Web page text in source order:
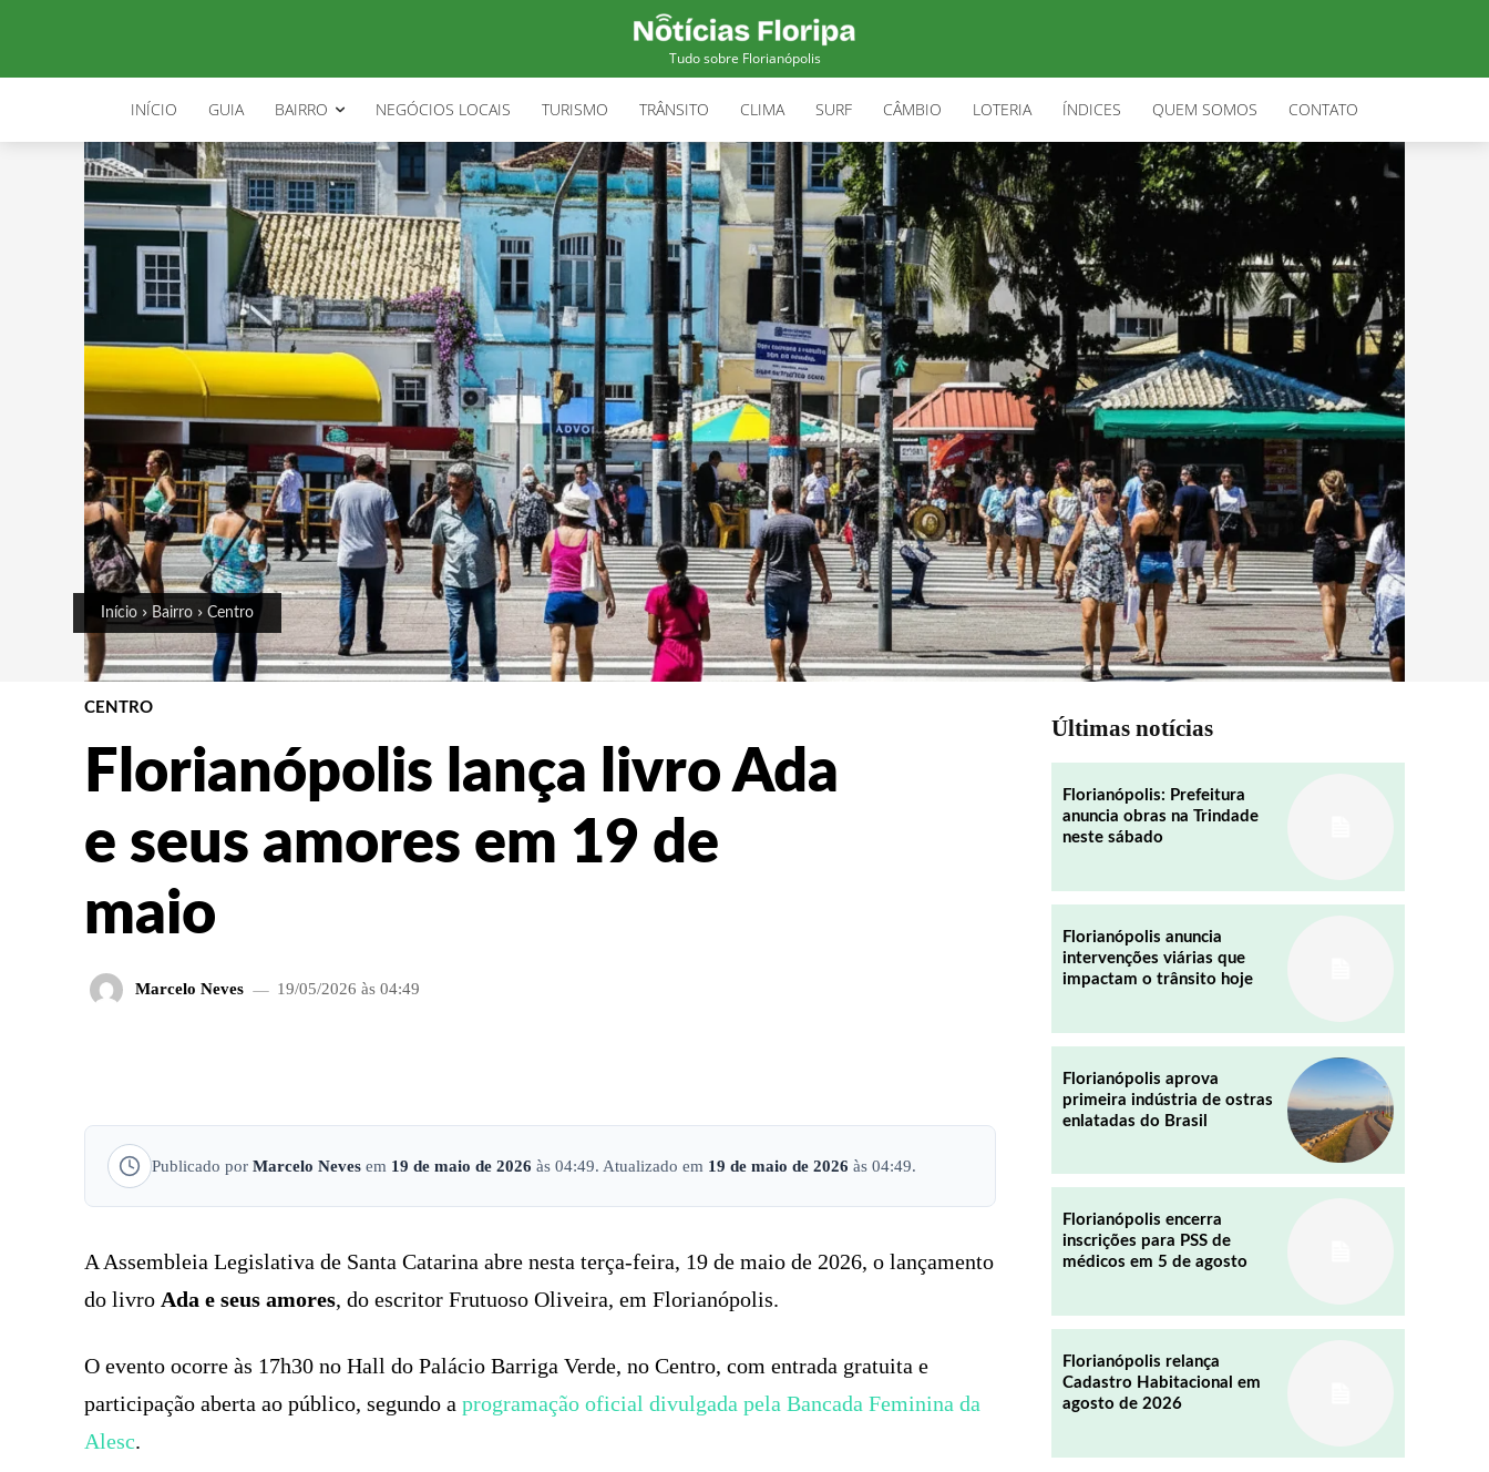
Tudo sobre Florianópolis
INÍCIO GUIA BAIRRO NEGÓCIOS LOCAIS TURISMO TRÂNSITO CLIMA SURF CÂMBIO LOTERIA ÍNDICES QUEM SOMOS CONTATO
Início Bairro Centro
CENTRO
Florianópolis lança livro Ada
e seus amores em 19 de
maio
Marcelo Neves 19/05/2026 às 04:49
Publicado por Marcelo Neves em 19 de maio de 2026 às 04:49. Atualizado em 19 de maio de 2026 às 04:49.
A Assembleia Legislativa de Santa Catarina abre nesta terça-feira, 19 de maio de 2026, o lançamento
do livro Ada e seus amores, do escritor Frutuoso Oliveira, em Florianópolis.
O evento ocorre às 17h30 no Hall do Palácio Barriga Verde, no Centro, com entrada gratuita e
participação aberta ao público, segundo a programação oficial divulgada pela Bancada Feminina da
Alesc.
Últimas notícias
Florianópolis: Prefeitura
anuncia obras na Trindade
neste sábado
Florianópolis anuncia
intervenções viárias que
impactam o trânsito hoje
Florianópolis aprova
primeira indústria de ostras
enlatadas do Brasil
Florianópolis encerra
inscrições para PSS de
médicos em 5 de agosto
Florianópolis relança
Cadastro Habitacional em
agosto de 2026